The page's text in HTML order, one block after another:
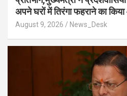
अपने घरों में तिरंगा फहराने का किया
August 9, 2026 News_Desk